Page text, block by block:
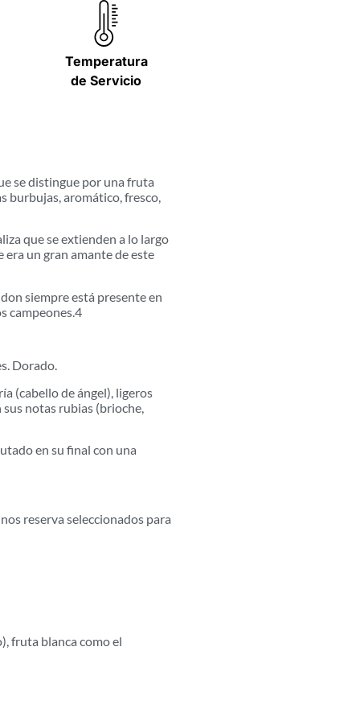
Temperatura
de Servicio
se distingue por una fruta
burbujas, aromático, fresco,
que se extienden a lo largo
un gran amante de este
siempre está presente en
campeones.4
Dorado.
(cabello de ángel), ligeros
notas rubias (brioche,
en su final con una
reserva seleccionados para
fruta blanca como el